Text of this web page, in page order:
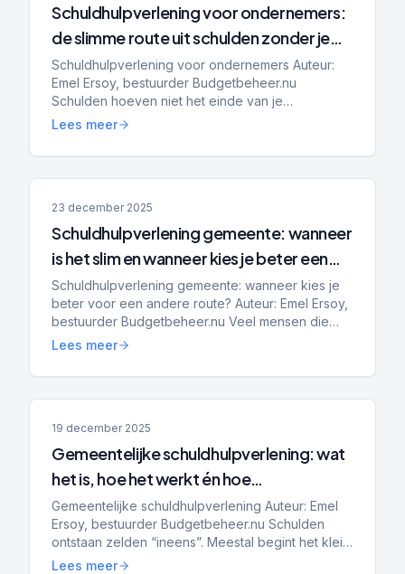
Schuldhulpverlening voor ondernemers:
de slimme route uit schulden zonder je
bedrijf op te geven
Schuldhulpverlening voor ondernemers Auteur:
Emel Ersoy, bestuurder Budgetbeheer.nu
Schulden hoeven niet het einde van je
onderneming te betekenen. Steeds meer zzp’ers
Lees meer
23 december 2025
Schuldhulpverlening gemeente: wanneer
is het slim en wanneer kies je beter een
andere route?
Schuldhulpverlening gemeente: wanneer kies je
beter voor een andere route? Auteur: Emel Ersoy,
bestuurder Budgetbeheer.nu Veel mensen die
online zoeken op schuldhulpverlening gemeente
Lees meer
19 december 2025
Gemeentelijke schuldhulpverlening: wat
het is, hoe het werkt én hoe
Schuldenplatform.nl zich verhoudt tot
gemeenten
Gemeentelijke schuldhulpverlening Auteur: Emel
Ersoy, bestuurder Budgetbeheer.nu Schulden
ontstaan zelden “ineens”. Meestal begint het klein:
een achterstand bij energie, een paar
Lees meer